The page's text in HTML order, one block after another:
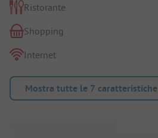
Ristorante
Shopping
Internet
Mostra tutte le 7 caratteristiche